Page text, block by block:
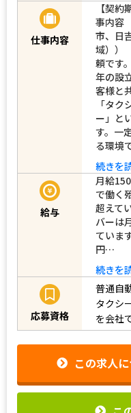
仕事内容
【契
事内容
市、日
域））
頼です
年の設
客様と
「タ
ー」と
す。一
る環境
続きを
給与
月給
で働く
超えて
バーは
ていま
円…
続きを
応募資格
普通自
タクシ
を会社
この求人